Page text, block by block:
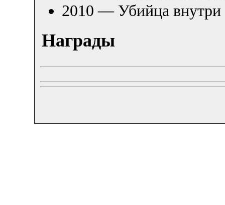
2010 — Убийца
Награды